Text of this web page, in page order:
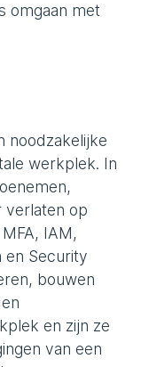
omgaan met
noodzakelijke
werkplek. In
verlaten op
IAM,
en Security
bouwen
en zijn ze
van een